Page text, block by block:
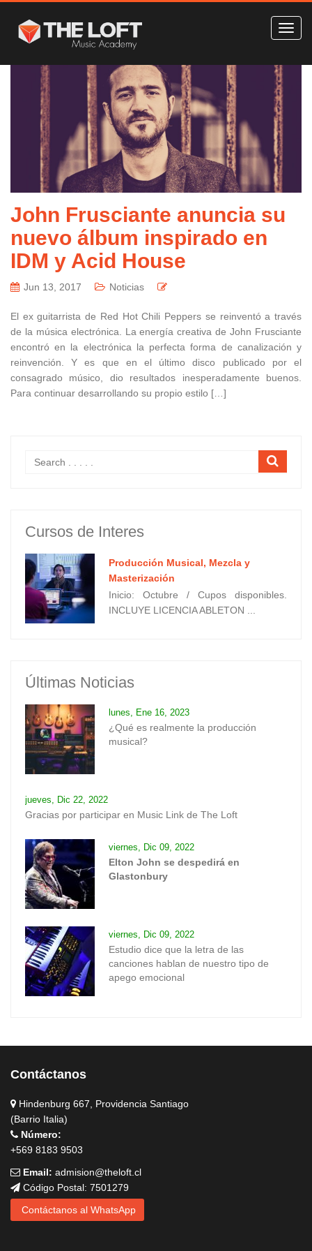
John Frusciante anuncia su
nuevo álbum inspirado en
IDM y Acid House
Jun 13, 2017 Noticias
El ex guitarrista de Red Hot Chili Peppers se reinventó a través
de la música electrónica. La energía creativa de John Frusciante
encontró en la electrónica la perfecta forma de canalización y
reinvención. Y es que en el último disco publicado por el
consagrado músico, dio resultados inesperadamente buenos.
Para continuar desarrollando su propio estilo […]
Cursos de Interes
Producción Musical, Mezcla y
Masterización
Inicio: Octubre / Cupos disponibles.
INCLUYE LICENCIA ABLETON ...
Últimas Noticias
lunes, Ene 16, 2023
¿Qué es realmente la producción
musical?
jueves, Dic 22, 2022
Gracias por participar en Music Link de The Loft
viernes, Dic 09, 2022
Elton John se despedirá en
Glastonbury
viernes, Dic 09, 2022
Estudio dice que la letra de las
canciones hablan de nuestro tipo de
apego emocional
Contáctanos
Hindenburg 667, Providencia Santiago
(Barrio Italia)
Número:
+569 8183 9503
Email: admision@theloft.cl
Código Postal: 7501279
Contáctanos al WhatsApp